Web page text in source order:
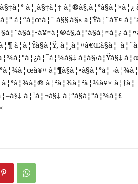
à¦¸à§‡à¦‡
à¦“à¦œà¦¨ à§§.à§« à¦Ÿà¦¨à¥¤
à¦­à¦Ÿà§à¦Ÿ,
à¦­à§‹à¦Ÿà§‡
à¦°à¦¾à¦® à¦²à¦¾à¦²à¦¾à¥¤
à¦¹à¦¬à§‡ à¦ªà§à¦°à¦¾à¦£